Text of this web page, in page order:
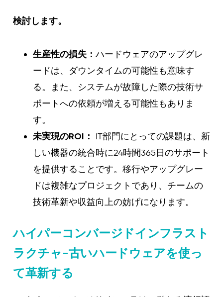
検討します。
生産性の損失： ハードウェアのアップグレ
ードは、ダウンタイムの可能性も意味す
る。また、システムが故障した際の技術サ
ポートへの依頼が増える可能性もありま
す。
未実現のROI： IT部門にとっての課題は、新
しい機器の統合時に24時間365日のサポート
を提供することです。移行やアップグレー
ドは複雑なプロジェクトであり、チームの
技術革新や収益向上の妨げになります。
ハイパーコンバージドインフラスト
ラクチャ-古いハードウェアを使っ
て革新する